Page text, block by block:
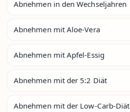
Abnehmen in den Wechseljahren
Abnehmen mit Aloe-Vera
Abnehmen mit Apfel-Essig
Abnehmen mit der 5:2 Diät
Abnehmen mit der Low-Carb-Diät